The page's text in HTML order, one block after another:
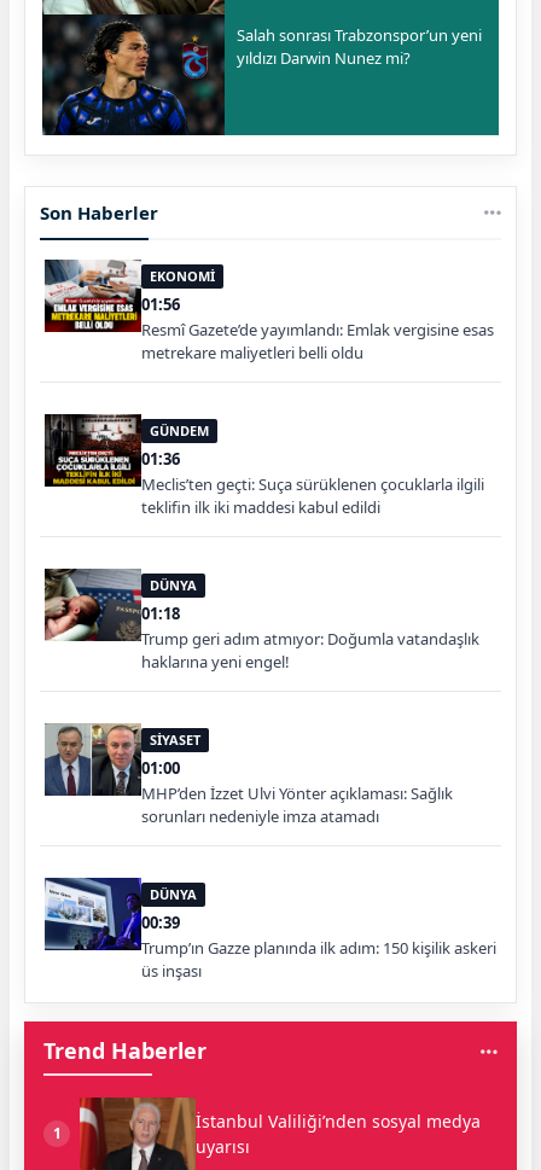
Salah sonrası Trabzonspor’un yeni
yıldızı Darwin Nunez mi?
Son Haberler
EKONOMİ
01:56
Resmî Gazete’de yayımlandı: Emlak vergisine esas
metrekare maliyetleri belli oldu
GÜNDEM
01:36
Meclis’ten geçti: Suça sürüklenen çocuklarla ilgili
teklifin ilk iki maddesi kabul edildi
DÜNYA
01:18
Trump geri adım atmıyor: Doğumla vatandaşlık
haklarına yeni engel!
SİYASET
01:00
MHP’den İzzet Ulvi Yönter açıklaması: Sağlık
sorunları nedeniyle imza atamadı
DÜNYA
00:39
Trump’ın Gazze planında ilk adım: 150 kişilik askeri
üs inşası
Trend Haberler
1
İstanbul Valiliği’nden sosyal medya
uyarısı